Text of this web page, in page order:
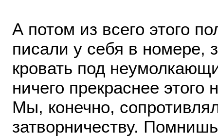
А потом из всего этого
писали у себя в номере,
кровать под
ничего прекраснее этого
Мы, конечно,
затворничеству.